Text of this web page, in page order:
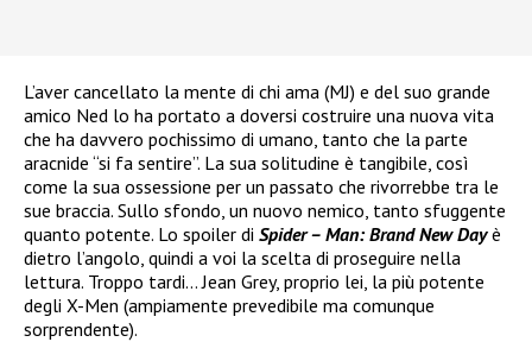
L’aver cancellato la mente di chi ama (MJ) e del suo grande
amico Ned lo ha portato a doversi costruire una nuova vita
che ha davvero pochissimo di umano, tanto che la parte
aracnide “si fa sentire”. La sua solitudine è tangibile, così
come la sua ossessione per un passato che rivorrebbe tra le
sue braccia. Sullo sfondo, un nuovo nemico, tanto sfuggente
quanto potente. Lo spoiler di Spider – Man: Brand New Dayè
dietro l’angolo, quindi a voi la scelta di proseguire nella
lettura. Troppo tardi… Jean Grey, proprio lei, la più potente
degli X-Men (ampiamente prevedibile ma comunque
sorprendente).